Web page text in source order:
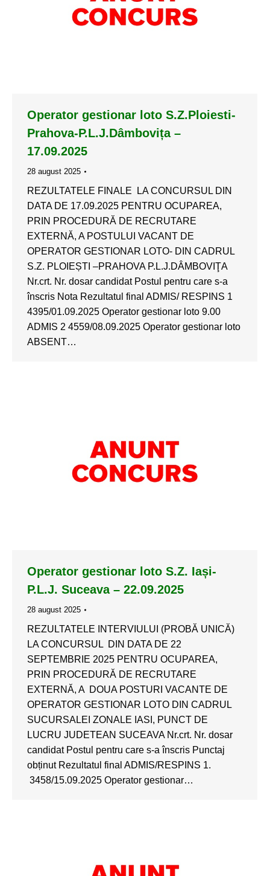
Operator gestionar loto S.Z.Ploiesti-
Prahova-P.L.J.Dâmbovița –
17.09.2025
28 august 2025
REZULTATELE FINALE LA CONCURSUL DIN
DATA DE 17.09.2025 PENTRU OCUPAREA,
PRIN PROCEDURĂ DE RECRUTARE
EXTERNĂ, A POSTULUI VACANT DE
OPERATOR GESTIONAR LOTO- DIN CADRUL
S.Z. PLOIEȘTI –PRAHOVA P.L.J.DÂMBOVIŢA
Nr.crt. Nr. dosar candidat Postul pentru care s-a
înscris Nota Rezultatul final ADMIS/ RESPINS 1
4395/01.09.2025 Operator gestionar loto 9.00
ADMIS 2 4559/08.09.2025 Operator gestionar loto
ABSENT…
Operator gestionar loto S.Z. Iași-
P.L.J. Suceava – 22.09.2025
28 august 2025
REZULTATELE INTERVIULUI (PROBĂ UNICĂ)
LA CONCURSUL DIN DATA DE 22
SEPTEMBRIE 2025 PENTRU OCUPAREA,
PRIN PROCEDURĂ DE RECRUTARE
EXTERNĂ, A DOUA POSTURI VACANTE DE
OPERATOR GESTIONAR LOTO DIN CADRUL
SUCURSALEI ZONALE IASI, PUNCT DE
LUCRU JUDETEAN SUCEAVA Nr.crt. Nr. dosar
candidat Postul pentru care s-a înscris Punctaj
obținut Rezultatul final ADMIS/RESPINS 1.
3458/15.09.2025 Operator gestionar…